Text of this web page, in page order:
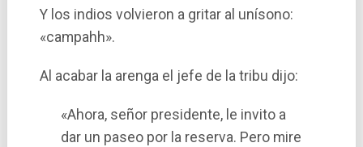
Y los indios volvieron a gritar al uní­sono:
«campahh».
Al acabar la arenga el jefe de la tribu dijo:
«Ahora, señor presidente, le invito a
dar un paseo por la reserva. Pero mire